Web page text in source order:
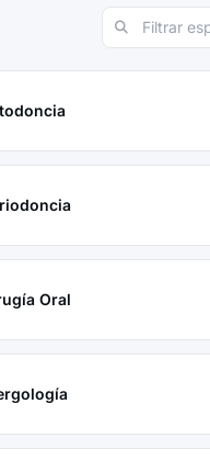
Oral